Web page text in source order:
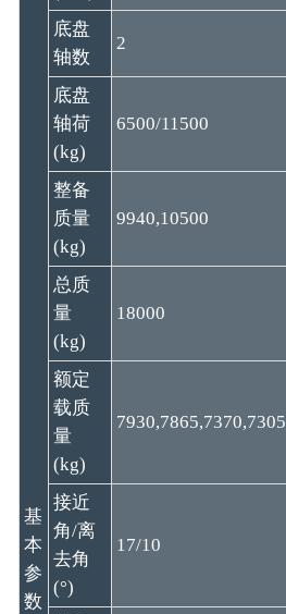
基
本
参
数
底盘
轴数
2
底盘
轴荷
(kg)
6500/11500
整备
质量
(kg)
9940,10500
总质
量
(kg)
18000
额定
载质
量
(kg)
7930,7865,7370,7305
接近
角/离
去角
(°)
17/10